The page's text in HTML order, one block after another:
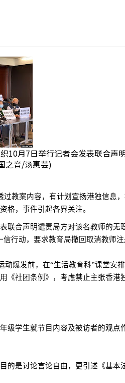
10月7日举行记者会发表联合声
之音/汤惠芸)
教案内容，有计划宣扬港独信息
格，事件引起各界关注。
联合声明谴责局方对该名教师的
行动，要求教育局撤回取消教师注
动爆发前，在“生活教育科”课堂安
《社团条例》，考虑禁止主张香港
级学生就节目内容及被访者的观
的是讨论言论自由，更引述《基